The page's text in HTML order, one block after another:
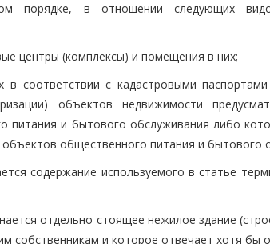
порядке, в отношении следующих
центры (комплексы) и помещения в них;
соответствии с кадастровыми
объектов недвижимости
питания и бытового обслуживания либо
общественного питания и бытового
содержание используемого в статье
отдельно стоящее нежилое здание
собственникам и которое отвечает хотя бы